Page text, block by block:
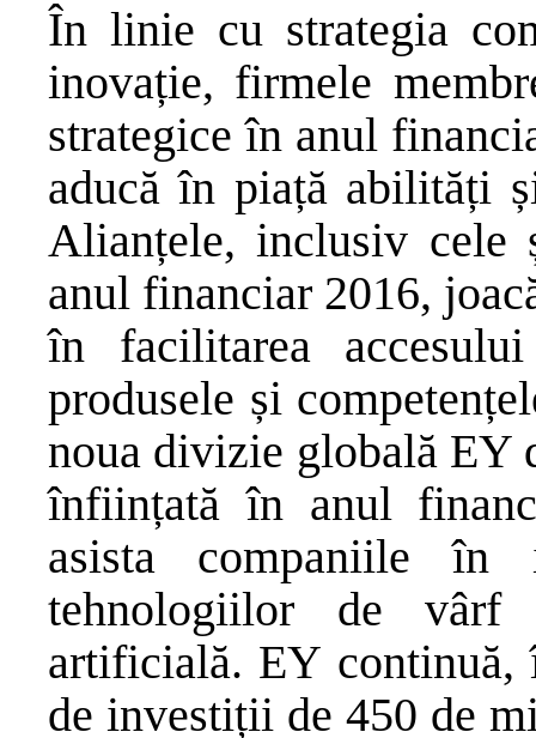
În linie cu strategia
inovație, firmele
strategice în anul
aducă în piață abilități
Alianțele, inclusiv cele
anul financiar 2016,
în facilitarea
produsele și
noua divizie globală EY
înființată în anul
asista companiile în
tehnologiilor de
artificială. EY continuă,
de investiții de 450 de